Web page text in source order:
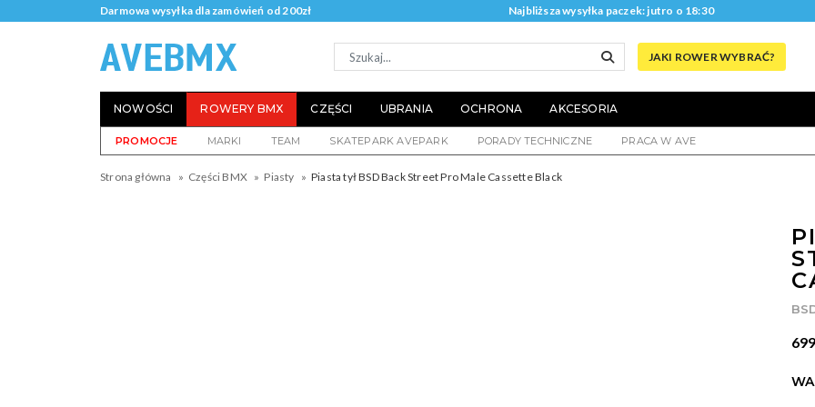
Darmowa wysyłka dla zamówień od 200zł Najbliższa wysyłka paczek: jutro o 18:30
JAKI ROWER WYBRAĆ?
NOWOŚCI ROWERY BMX CZĘŚCI UBRANIA OCHRONA AKCESORIA
PROMOCJE MARKI TEAM SKATEPARK AVEPARK PORADY TECHNICZNE PRACA W AVE
Strona główna Części BMX Piasty Piasta tył BSD Back Street Pro Male Cassette Black